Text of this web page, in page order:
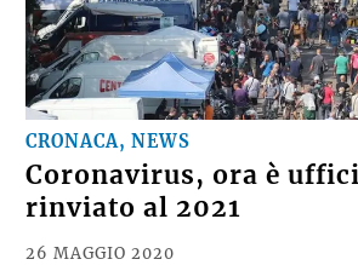
CRONACA, NEWS
Coronavirus, ora è
rinviato al 2021
26 MAGGIO 2020